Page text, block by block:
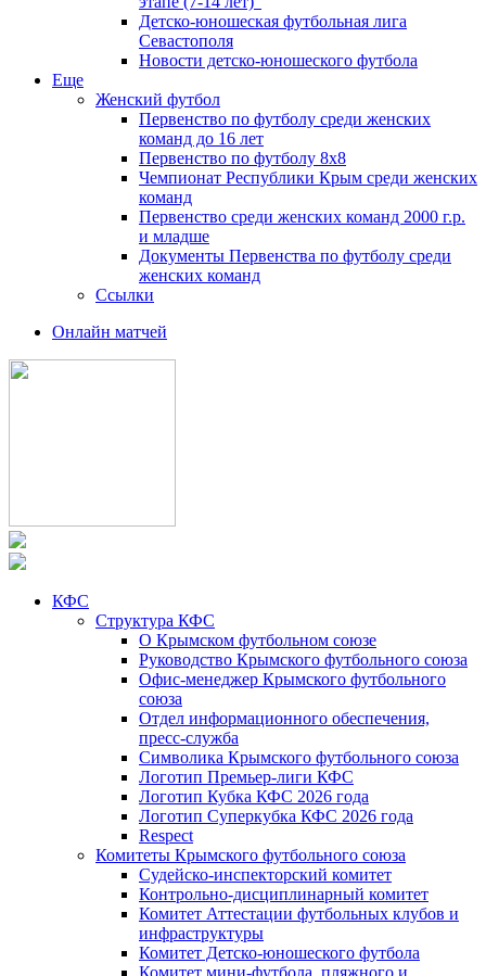
Детско-юношеская футбольная лига
Севастополя
Новости детско-юношеского футбола
Еще
Женский футбол
Первенство по футболу среди женских
команд до 16 лет
Первенство по футболу 8х8
Чемпионат Республики Крым среди женских
команд
Первенство среди женских команд 2000 г.р.
и младше
Документы Первенства по футболу среди
женских команд
Ссылки
Онлайн матчей
КФС
Структура КФС
О Крымском футбольном союзе
Руководство Крымского футбольного союза
Офис-менеджер Крымского футбольного
союза
Отдел информационного обеспечения,
пресс-служба
Символика Крымского футбольного союза
Логотип Премьер-лиги КФС
Логотип Кубка КФС 2026 года
Логотип Суперкубка КФС 2026 года
Respect
Комитеты Крымского футбольного союза
Судейско-инспекторский комитет
Контрольно-дисциплинарный комитет
Комитет Аттестации футбольных клубов и
инфраструктуры
Комитет Детско-юношеского футбола
Комитет мини-футбола, пляжного и